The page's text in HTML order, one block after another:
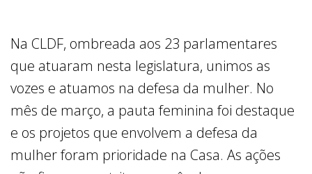
Na CLDF, ombreada aos 23 parlamentares
que atuaram nesta legislatura, unimos as
vozes e atuamos na defesa da mulher. No
mês de março, a pauta feminina foi destaque
e os projetos que envolvem a defesa da
mulher foram prioridade na Casa. As ações